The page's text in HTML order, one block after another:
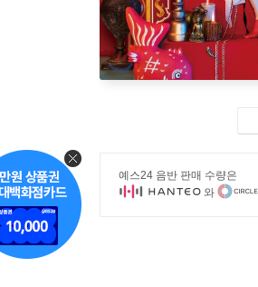
예스24 음반 판매 수량은
와